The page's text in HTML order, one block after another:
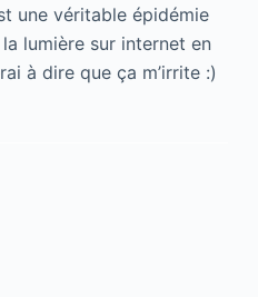
une véritable épidémie
lumière sur internet en
à dire que ça m’irrite :)